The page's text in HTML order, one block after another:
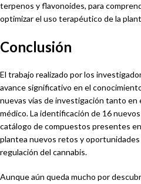
terpenos y flavonoides, para
optimizar el uso terapéutico de la
Conclusión
El trabajo realizado por los
avance significativo en el
nuevas vías de investigación tanto en
médico. La identificación de 16
catálogo de compuestos presentes
plantea nuevos retos y oportunidades
regulación del cannabis.
Aunque aún queda mucho por